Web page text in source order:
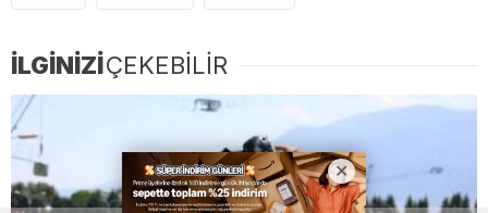
İLGİNİZİÇEKEBİLİR